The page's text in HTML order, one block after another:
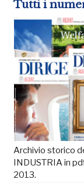
Tutti i
Archivio storico
INDUSTRIA in
2013.